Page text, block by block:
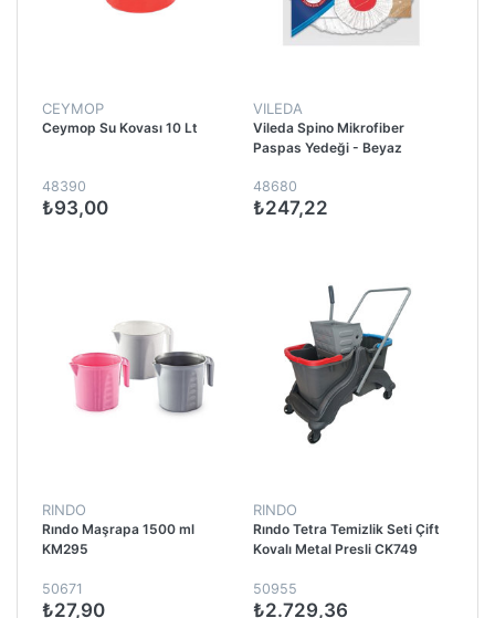
CEYMOP
Ceymop Su Kovası 10 Lt
48390
₺93,00
VILEDA
Vileda Spino Mikrofiber
Paspas Yedeği - Beyaz
48680
₺247,22
RINDO
Rındo Maşrapa 1500 ml
KM295
50671
₺27,90
RINDO
Rındo Tetra Temizlik Seti Çift
Kovalı Metal Presli CK749
50955
₺2.729,36